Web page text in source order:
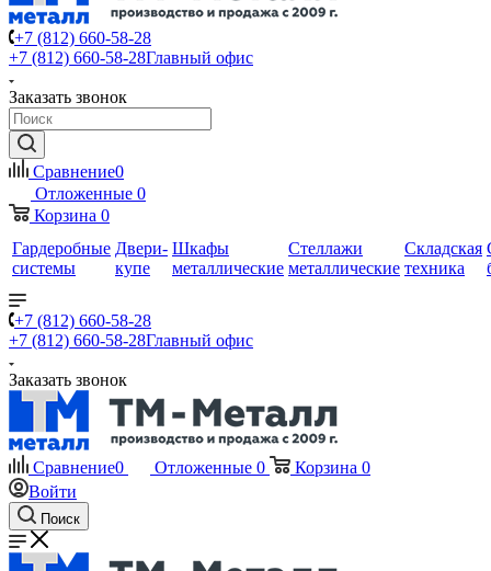
+7 (812) 660-58-28
+7 (812) 660-58-28Главный офис
Заказать звонок
Сравнение0
Отложенные 0
Корзина 0
Гардеробные
системы
Двери-
купе
Шкафы
металлические
Стеллажи
металлические
Складская
техника
+7 (812) 660-58-28
+7 (812) 660-58-28Главный офис
Заказать звонок
Сравнение0 Отложенные 0 Корзина 0
Войти
Поиск